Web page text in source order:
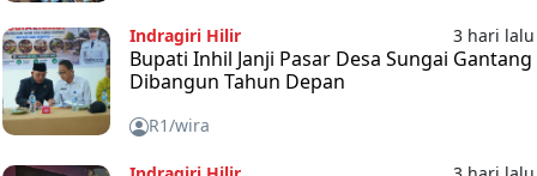
Indragiri Hilir 3 hari lalu
Bupati Inhil Janji Pasar Desa Sungai Gantang
Dibangun Tahun Depan
R1/wira